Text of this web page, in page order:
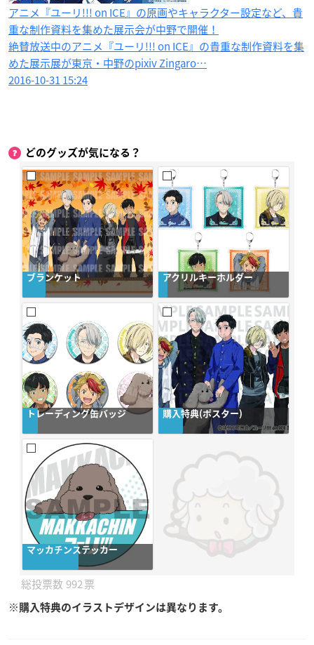
アニメ『ユーリ!!! on ICE』の原画やキャラクター設定など、貴
重な制作資料を集めた展示会が中野で開催！
絶賛放送中のアニメ『ユーリ!!! on ICE』の貴重な制作資料を集
めた展示展が東京・中野のpixiv Zingaro…
2016-10-31 15:24
どのグッズが気になる？
ブランケット アクリルキーホルダー
トレーディング缶バッジ 購入特典(ポスター)
マッカチンステッカー
992
※購入特典のイラストデザインは異なります。